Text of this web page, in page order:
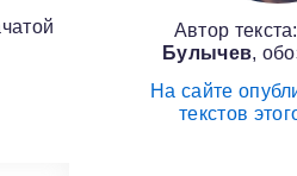
Автор текста:
Булычев,
На сайте
текстов